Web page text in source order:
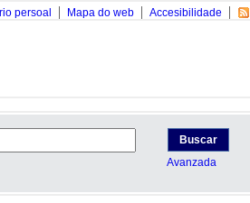
Accesibilidade
Mapa do web
persoal
Buscar
Avanzada